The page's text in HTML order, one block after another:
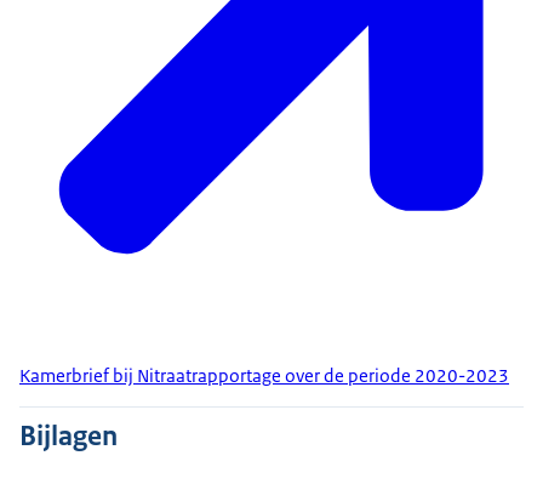
Kamerbrief bij Nitraatrapportage over de periode 2020-2023
Bijlagen